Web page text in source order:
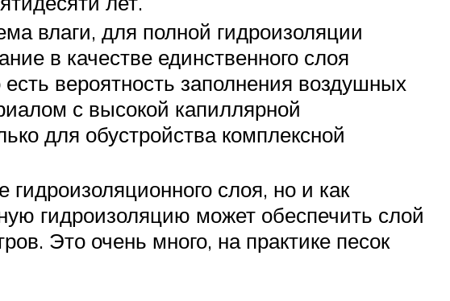
влаги, для полной гидроизоляции
в качестве единственного слоя
вероятность заполнения воздушных
с высокой капиллярной
для обустройства комплексной
слоя, но и как
гидроизоляцию может обеспечить слой
Это очень много, на практике песок